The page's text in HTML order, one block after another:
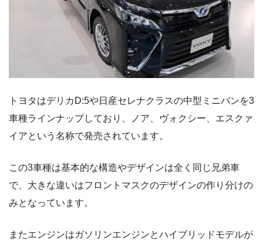
トヨタはデリカD:5や日産セレナクラスの中型ミニバンを3
車種ラインナップしており、ノア、ヴォクシー、エスクァ
イアという名称で発売されています。
この3車種は基本的な構造やデザインは全く同じ兄弟車
で、大きな違いはフロントマスクのデザインの作り分けの
みとなっています。
またエンジンはガソリンエンジンとハイブリッドモデルが